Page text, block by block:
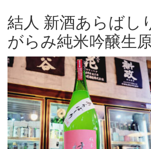
結人 新酒あらばし
がらみ純米吟醸生